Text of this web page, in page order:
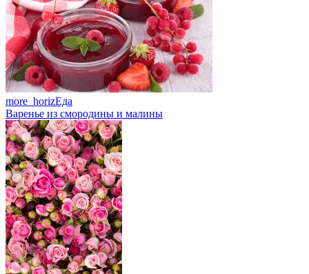
more_horizЕда
Варенье из смородины и малины